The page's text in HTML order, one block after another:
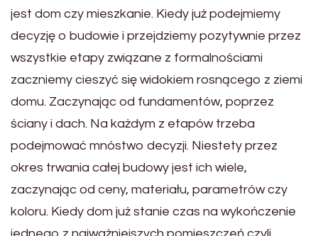
jest dom czy mieszkanie. Kiedy już podejmiemy
decyzję o budowie i przejdziemy pozytywnie przez
wszystkie etapy związane z formalnościami
zaczniemy cieszyć się widokiem rosnącego z ziemi
domu. Zaczynając od fundamentów, poprzez
ściany i dach. Na każdym z etapów trzeba
podejmować mnóstwo decyzji. Niestety przez
okres trwania całej budowy jest ich wiele,
zaczynając od ceny, materiału, parametrów czy
koloru. Kiedy dom już stanie czas na wykończenie